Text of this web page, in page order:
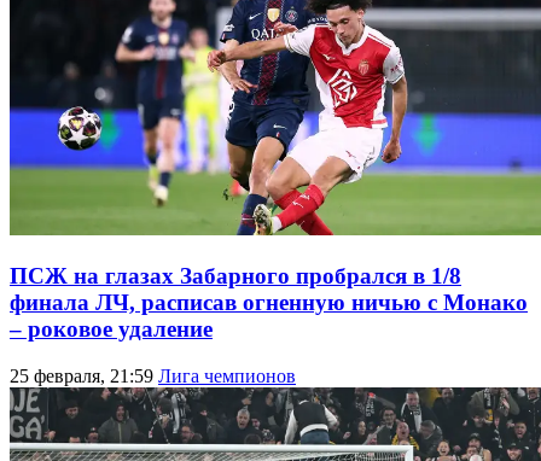
ПСЖ на глазах Забарного пробрался в 1/8
финала ЛЧ, расписав огненную ничью с Монако
– роковое удаление
25 февраля, 21:59 Лига чемпионов